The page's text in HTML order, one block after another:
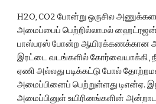
H2O, CO2 போன்று ஒருசில
அமைப்பைப் பெற்றில்லாமல்
பாஸ்பரஸ் போன்ற ஆயிரக்கணக்கான
இரட்டை வடங்களில் கோர்வையாக்கி,
ஏணி அல்லது படிக்கட்டு போல்
அமைப்பினைப் பெற்றுள்ளது டிஎன்ஏ.
அமைப்பினுள் உயிரினங்களின்